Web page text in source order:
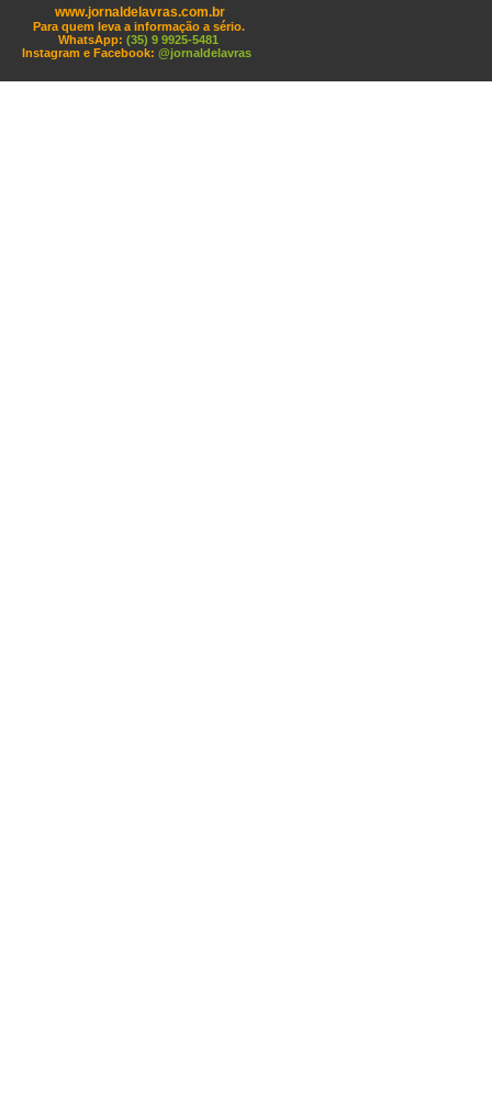
www.jornaldelavras.com.br
Para quem leva a informação a sério.
WhatsApp: (35) 9 9925-5481
Instagram e Facebook: @jornaldelavras